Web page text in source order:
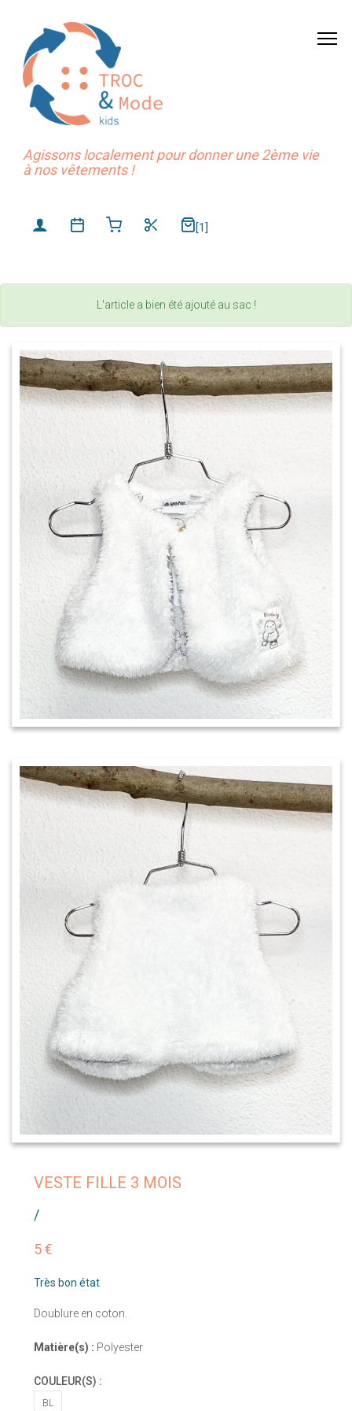
Agissons localement pour donner une 2ème vie
à nos vêtements !
[1]
L'article a bien été ajouté au sac !
VESTE FILLE 3 MOIS
/
5 €
Très bon état
Doublure en coton.
Matière(s) : Polyester
COULEUR(S) :
BL